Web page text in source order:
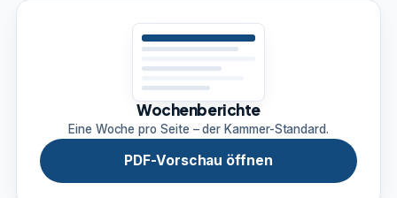
Wochenberichte
Eine Woche pro Seite – der Kammer-Standard.
PDF-Vorschau öffnen